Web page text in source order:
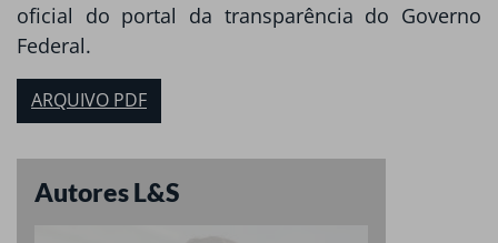
oficial do portal da transparência do Governo
Federal.
ARQUIVO PDF
Autores L&S